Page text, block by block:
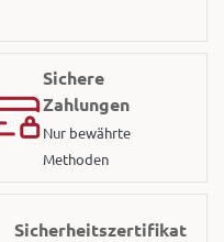
Sichere
Zahlungen
Nur bewährte
Methoden
Sicherheitszertifikat